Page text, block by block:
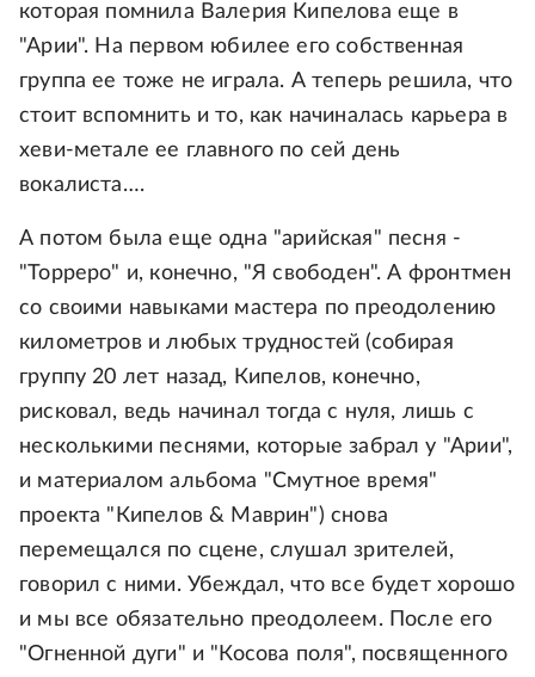
которая помнила Валерия Кипелова еще в
"Арии". На первом юбилее его собственная
группа ее тоже не играла. А теперь решила, что
стоит вспомнить и то, как начиналась карьера в
хеви-метале ее главного по сей день
вокалиста….
А потом была еще одна "арийская" песня -
"Торреро" и, конечно, "Я свободен". А фронтмен
со своими навыками мастера по преодолению
километров и любых трудностей (собирая
группу 20 лет назад, Кипелов, конечно,
рисковал, ведь начинал тогда с нуля, лишь с
несколькими песнями, которые забрал у "Арии",
и материалом альбома "Смутное время"
проекта "Кипелов & Маврин") снова
перемещался по сцене, слушал зрителей,
говорил с ними. Убеждал, что все будет хорошо
и мы все обязательно преодолеем. После его
"Огненной дуги" и "Косова поля", посвященного